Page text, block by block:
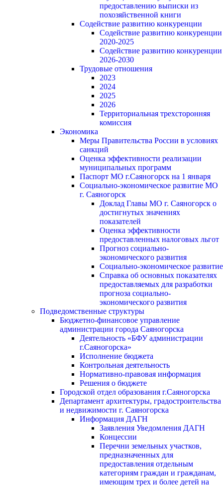
предоставлению выписки из
похозяйственной книги
Содействие развитию конкуренции
Содействие развитию конкуренции
2020-2025
Содействие развитию конкуренции
2026-2030
Трудовые отношения
2023
2024
2025
2026
Территориальная трехсторонняя
комиссия
Экономика
Меры Правительства России в условиях
санкций
Оценка эффективности реализации
муниципальных программ
Паспорт МО г.Саяногорск на 1 января
Социально-экономическое развитие МО
г. Саяногорск
Доклад Главы МО г. Саяногорск о
достигнутых значениях
показателей
Оценка эффективности
предоставленных налоговых льгот
Прогноз социально-
экономического развития
Социально-экономическое развитие
Справка об основных показателях
предоставляемых для разработки
прогноза социально-
экономического развития
Подведомственные структуры
Бюджетно-финансовое управление
администрации города Саяногорска
Деятельность «БФУ администрации
г.Саяногорска»
Исполнение бюджета
Контрольная деятельность
Нормативно-правовая информация
Решения о бюджете
Городской отдел образования г.Саяногорска
Департамент архитектуры, градостроительства
и недвижимости г. Саяногорска
Информация ДАГН
Заявления Уведомления ДАГН
Концессии
Перечни земельных участков,
предназначенных для
предоставления отдельным
категориям граждан и гражданам,
имеющим трех и более детей на